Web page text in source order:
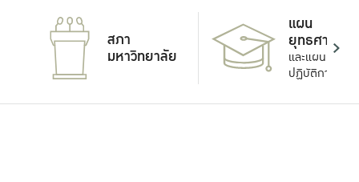
สภา
มหาวิทยาลัย
แผน
ยุทธศาสตร์
และแผน
ปฏิบัติการ